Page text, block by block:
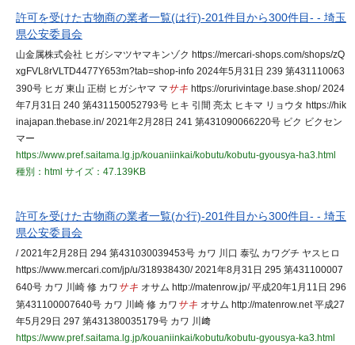
許可を受けた古物商の業者一覧(は行)-201件目から300件目- - 埼玉
県公安委員会
山金属株式会社 ヒガシマツヤマキンゾク https://mercari-shops.com/shops/zQ
xgFVL8rVLTD4477Y653m?tab=shop-info 2024年5月31日 239 第431110063
390号 ヒガ 東山 正樹 ヒガシヤマ マ サキ https://orurivintage.base.shop/ 2024
年7月31日 240 第431150052793号 ヒキ 引間 亮太 ヒキマ リョウタ https://hik
inajapan.thebase.in/ 2021年2月28日 241 第431090066220号 ビク ビクセン
マー
https://www.pref.saitama.lg.jp/kouaniinkai/kobutu/kobutu-gyousya-ha3.html
種別：html サイズ：47.139KB
許可を受けた古物商の業者一覧(か行)-201件目から300件目- - 埼玉
県公安委員会
/ 2021年2月28日 294 第431030039453号 カワ 川口 泰弘 カワグチ ヤスヒロ
https://www.mercari.com/jp/u/318938430/ 2021年8月31日 295 第431100007
640号 カワ 川崎 修 カワ サキ オサム http://matenrow.jp/ 平成20年1月11日 296
第431100007640号 カワ 川崎 修 カワ サキ オサム http://matenrow.net 平成27
年5月29日 297 第431380035179号 カワ 川﨑
https://www.pref.saitama.lg.jp/kouaniinkai/kobutu/kobutu-gyousya-ka3.html